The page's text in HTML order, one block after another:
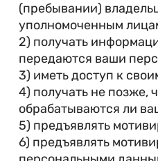
(пребывании)
уполномоченным
2) получать
передаются ваши
3) иметь доступ к
4) получать не позже,
обрабатываются ли
5) предъявлять
6) предъявлять